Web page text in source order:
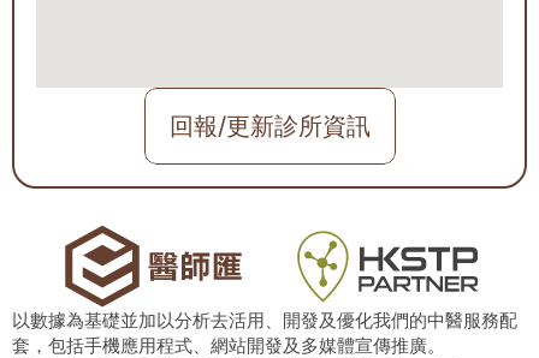
回報/更新診所資訊
以數據為基礎並加以分析去活用、開發及優化我們的中醫服務配
套，包括手機應用程式、網站開發及多媒體宣傳推廣。